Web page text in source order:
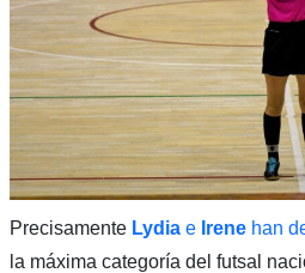
Precisamente Lydiae Irenehan
la máxima categoría del futsal